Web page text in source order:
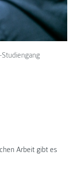
Arbeit gibt es